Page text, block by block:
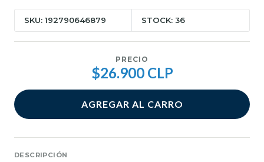
SKU: 192790646879 STOCK: 36
PRECIO
$26.900 CLP
AGREGAR AL CARRO
DESCRIPCIÓN